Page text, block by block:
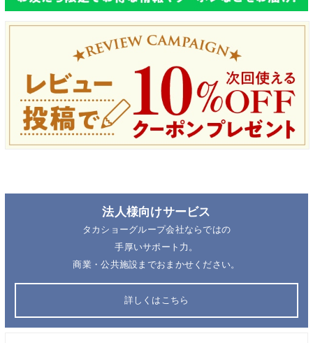
法人様向けサービス
タカショーグループ会社ならではの
手厚いサポート力。
商業・公共施設までおまかせください。
詳しくはこちら